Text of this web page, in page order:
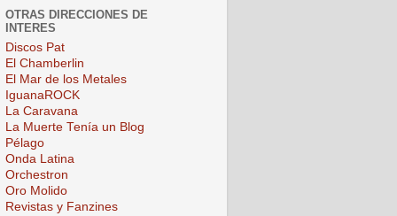
OTRAS DIRECCIONES DE
INTERES
Discos Pat
El Chamberlin
El Mar de los Metales
IguanaROCK
La Caravana
La Muerte Tenía un Blog
Pélago
Onda Latina
Orchestron
Oro Molido
Revistas y Fanzines